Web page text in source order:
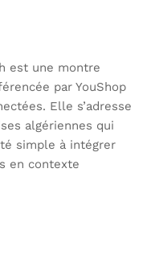
est une montre
par YouShop
Elle s’adresse
algériennes qui
simple à intégrer
en contexte